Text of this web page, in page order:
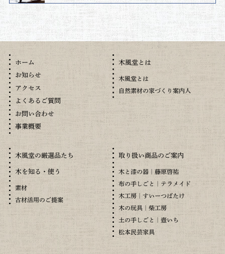
ホーム
お知らせ
アクセス
よくあるご質問
お問い合わせ
事業概要
木風堂とは
木風堂とは
自然素材の家づくり案内人
木風堂の厳選品たち
木を知る・使う
素材
古材活用のご提案
取り扱い商品のご案内
木と漆の器｜藤原啓祐
布の手しごと｜テラメイド
木工房｜すいーつばたけ
木の玩具｜柴工房
土の手しごと｜壺いち
松本民芸家具